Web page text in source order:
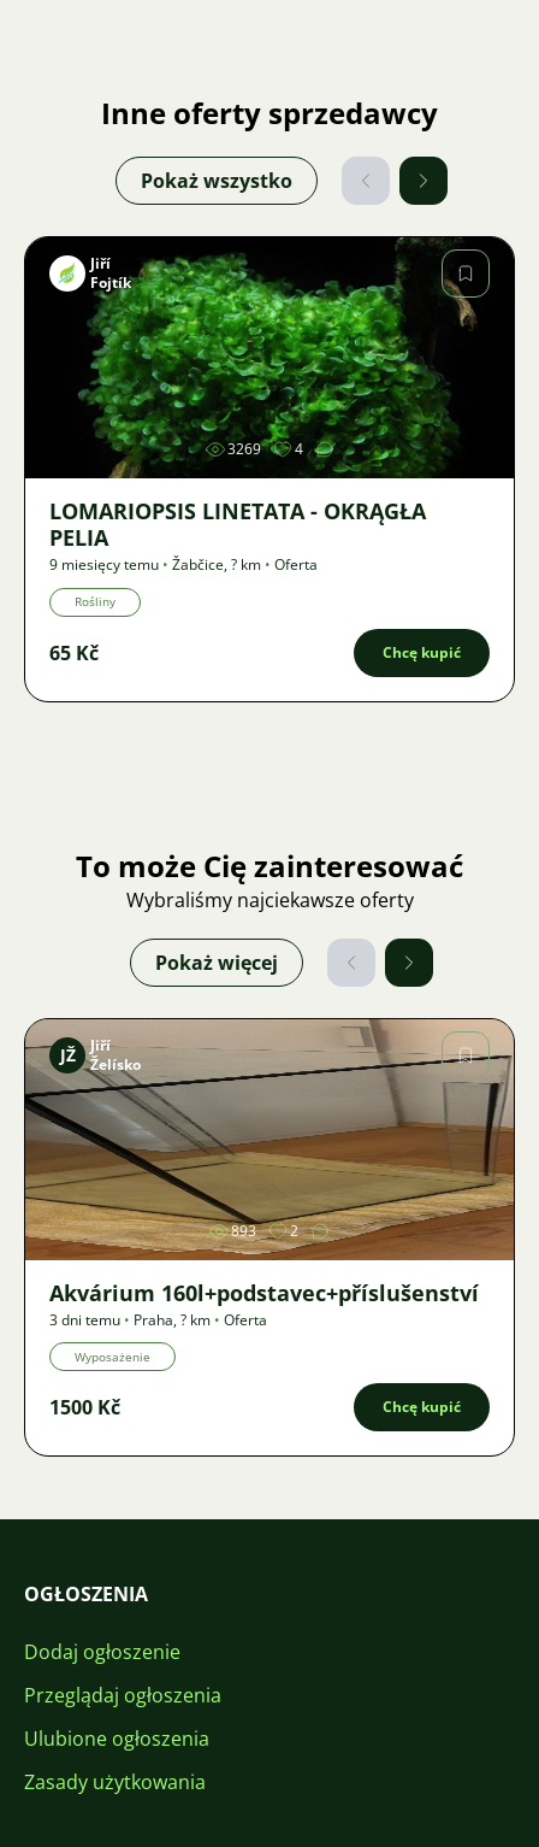
Inne oferty sprzedawcy
Pokaż wszystko
Zdjęcie
Jiří
Fojtík
3269 4
LOMARIOPSIS LINETATA - OKRĄGŁA
PELIA
9 miesięcy temu • Žabčice,? km • Oferta
Rośliny
65 Kč Chcę kupić
To może Cię zainteresować
Wybraliśmy najciekawsze oferty
Pokaż więcej
Zdjęcie
JŽ
Jiří
Želísko
893 2
Akvárium 160l+podstavec+příslušenství
3 dni temu • Praha,? km • Oferta
Wyposażenie
1500 Kč Chcę kupić
OGŁOSZENIA
Dodaj ogłoszenie
Przeglądaj ogłoszenia
Ulubione ogłoszenia
Zasady użytkowania